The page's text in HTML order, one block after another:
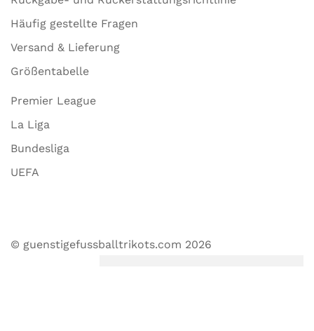
Häufig gestellte Fragen
Versand & Lieferung
Größentabelle
Premier League
La Liga
Bundesliga
UEFA
© guenstigefussballtrikots.com 2026